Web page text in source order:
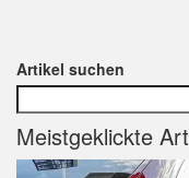
Artikel suchen
Meistgeklickte